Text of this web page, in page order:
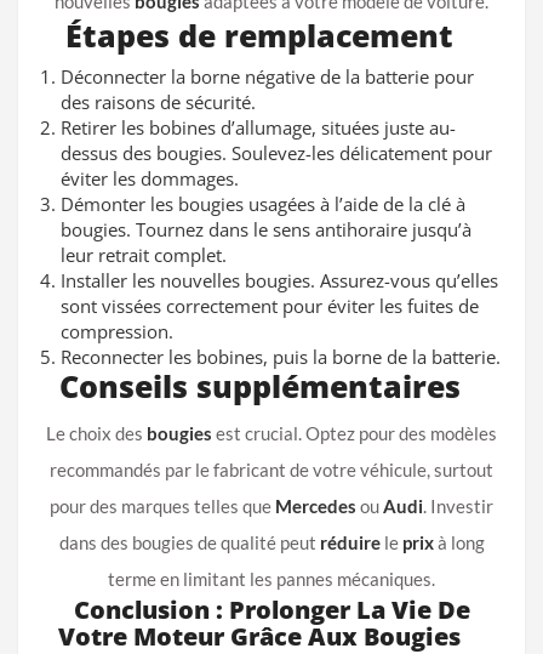
Étapes de remplacement
Déconnecter la borne négative de la batterie pour
des raisons de sécurité.
Retirer les bobines d’allumage, situées juste au-
dessus des bougies. Soulevez-les délicatement pour
éviter les dommages.
Démonter les bougies usagées à l’aide de la clé à
bougies. Tournez dans le sens antihoraire jusqu’à
leur retrait complet.
Installer les nouvelles bougies. Assurez-vous qu’elles
sont vissées correctement pour éviter les fuites de
compression.
Reconnecter les bobines, puis la borne de la batterie.
Conseils supplémentaires
Le choix des bougies est crucial. Optez pour des modèles
recommandés par le fabricant de votre véhicule, surtout
pour des marques telles que Mercedes ouAudi. Investir
dans des bougies de qualité peut réduirele prixà long
terme en limitant les pannes mécaniques.
Conclusion : Prolonger La Vie De
Votre Moteur Grâce Aux Bougies